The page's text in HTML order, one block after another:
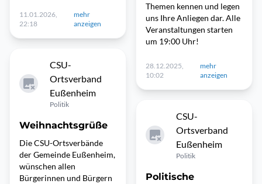
11.01.2026,
22:18
mehr
anzeigen
CSU-
Ortsverband
Eußenheim
Politik
Weihnachtsgrüße
Die CSU-Ortsverbände
der Gemeinde Eußenheim,
wünschen allen
Bürgerinnen und Bürgern
Themen kennen und legen
uns Ihre Anliegen dar. Alle
Veranstaltungen starten
um 19:00 Uhr!
28.12.2025,
10:02
mehr
anzeigen
CSU-
Ortsverband
Eußenheim
Politik
Politische